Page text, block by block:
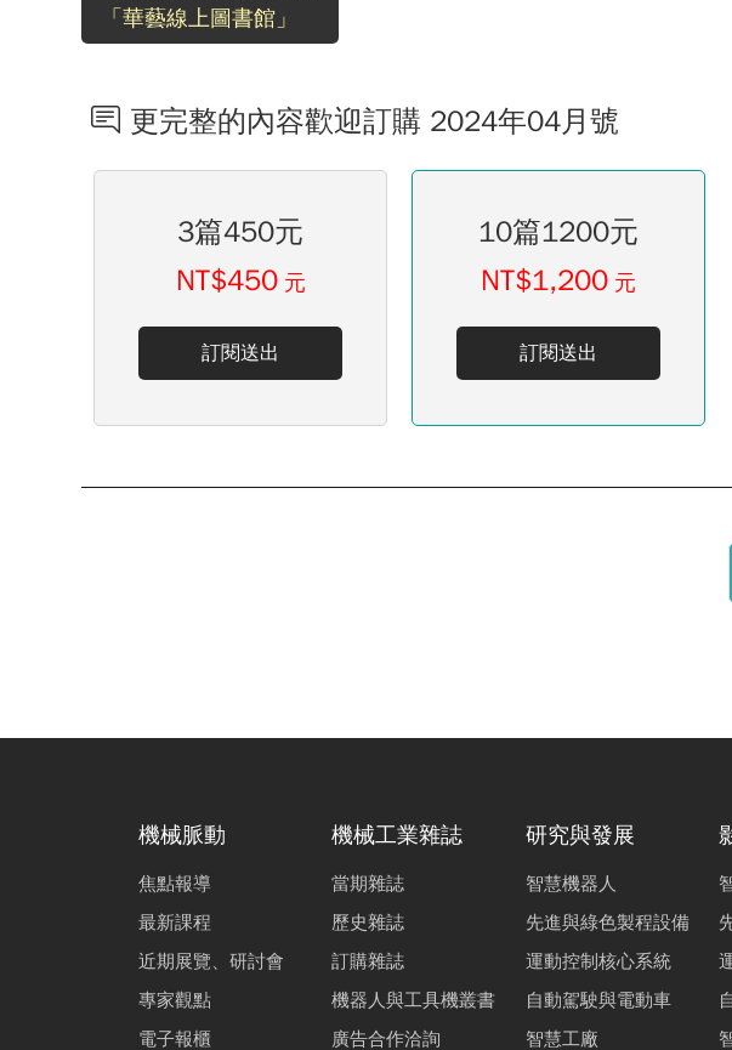
「華藝線上圖書館」
更完整的內容歡迎訂購 2024年04月號
3篇450元
NT$450 元
訂閱送出
10篇1200元
NT$1,200 元
訂閱送出
機械脈動
焦點報導
最新課程
近期展覽、研討會
專家觀點
電子報櫃
機械工業雜誌
當期雜誌
歷史雜誌
訂購雜誌
機器人與工具機叢書
廣告合作洽詢
研究與發展
智慧機器人
先進與綠色製程設備
運動控制核心系統
自動駕駛與電動車
智慧工廠